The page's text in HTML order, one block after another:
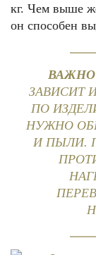
кг. Чем выше
он способен
ЗАВИСИТ
ПО
НУЖНО
И ПЫЛИ.